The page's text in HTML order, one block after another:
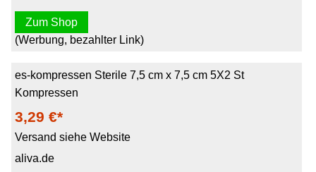
Zum Shop
(Werbung, bezahlter Link)
es-kompressen Sterile 7,5 cm x 7,5 cm 5X2 St
Kompressen
3,29 €*
Versand siehe Website
aliva.de